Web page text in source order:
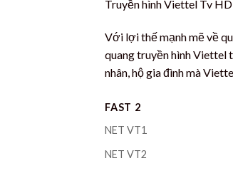
Truyền hình Viettel Tv
Với lợi thế mạnh mẽ về
quang truyền hình Viettel
nhân, hộ gia đình mà
FAST 2
NET VT1
NET VT2